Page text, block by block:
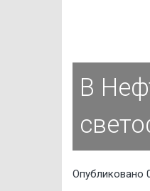
В
Опубликовано